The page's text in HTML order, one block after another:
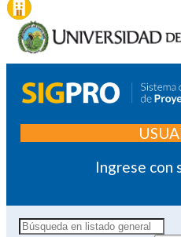
Ingrese con